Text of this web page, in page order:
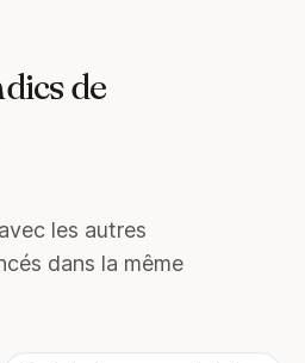
de
les autres
dans la même